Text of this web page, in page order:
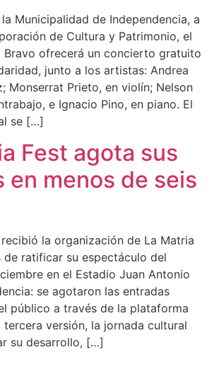
Municipalidad de Independencia, a
de Cultura y Patrimonio, el
Bravo ofrecerá un concierto gratuito
junto a los artistas: Andrea
Monserrat Prieto, en violín; Nelson
e Ignacio Pino, en piano. El
se […]
Fest agota sus
en menos de seis
la organización de La Matria
de ratificar su espectáculo del
en el Estadio Juan Antonio
se agotaron las entradas
público a través de la plataforma
tercera versión, la jornada cultural
su desarrollo, […]